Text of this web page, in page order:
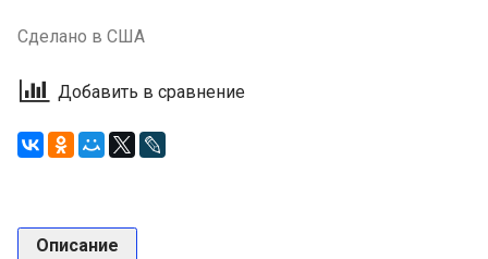
Сделано в США
Добавить в сравнение
Описание